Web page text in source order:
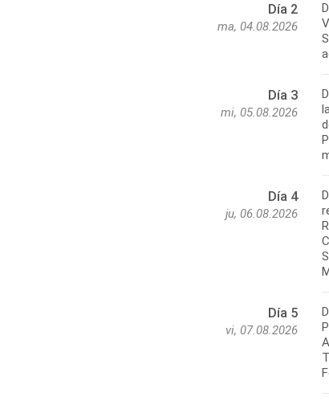
Día 2
ma, 04.08.2026
Día 3
mi, 05.08.2026
Día 4
ju, 06.08.2026
Día 5
vi, 07.08.2026